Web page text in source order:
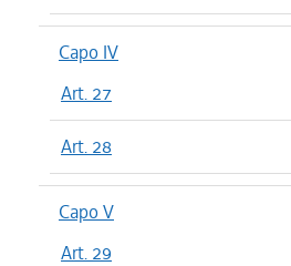
Capo IV
Art. 27
Art. 28
Capo V
Art. 29